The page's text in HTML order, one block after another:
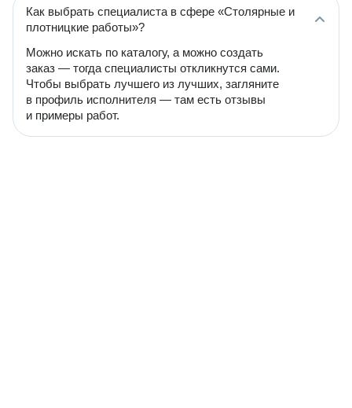
Как выбрать специалиста в сфере «Столярные и
плотницкие работы»?
Можно искать по каталогу, а можно создать
заказ — тогда специалисты откликнутся сами.
Чтобы выбрать лучшего из лучших, загляните
в профиль исполнителя — там есть отзывы
и примеры работ.